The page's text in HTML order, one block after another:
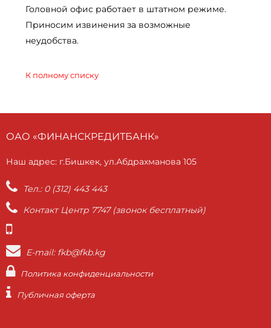
Головной офис работает в штатном режиме.
Приносим извинения за возможные
неудобства.
К полному списку
ОАО «ФИНАНСКРЕДИТБАНК»
Наш адрес: г.Бишкек, ул.Абдрахманова 105
Тел.: 0 (312) 443 443
Контакт Центр 7747 (звонок бесплатный)
E-mail: fkb@fkb.kg
Политика конфиденциальности
Публичная оферта